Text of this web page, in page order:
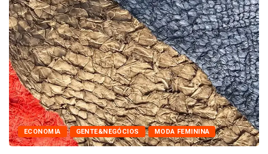
ECONOMIA GENTE&NEGÓCIOS MODA FEMININA